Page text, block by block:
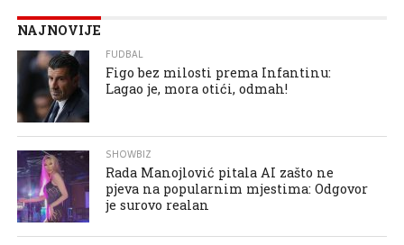
NAJNOVIJE
FUDBAL
Figo bez milosti prema Infantinu:
Lagao je, mora otići, odmah!
SHOWBIZ
Rada Manojlović pitala AI zašto ne
pjeva na popularnim mjestima: Odgovor
je surovo realan